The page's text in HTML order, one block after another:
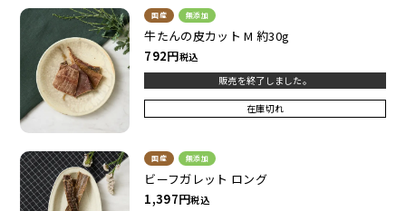
国産 無添加
牛たんの皮カット M 約30g
792
税込
販売を終了しました。
在庫切れ
国産 無添加
ビーフガレット ロング
1,397
税込